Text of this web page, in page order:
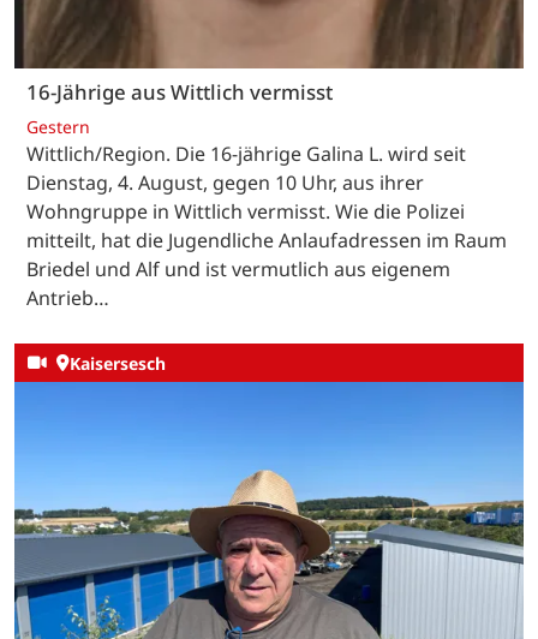
16-Jährige aus Wittlich vermisst
Gestern
Wittlich/Region. Die 16-jährige Galina L. wird seit
Dienstag, 4. August, gegen 10 Uhr, aus ihrer
Wohngruppe in Wittlich vermisst. Wie die Polizei
mitteilt, hat die Jugendliche Anlaufadressen im Raum
Briedel und Alf und ist vermutlich aus eigenem
Antrieb…
Kaisersesch